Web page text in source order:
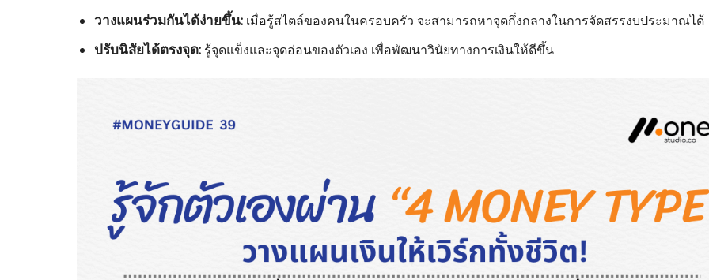
วางแผนร่วมกันได้ง่ายขึ้น: เมื่อรู้สไตล์ของคนในครอบครัว จะสามารถหาจุดกึ่งกลางในการจัดสรรงบประมาณได้
ปรับนิสัยได้ตรงจุด: รู้จุดแข็งและจุดอ่อนของตัวเอง เพื่อพัฒนาวินัยทางการเงินให้ดีขึ้น